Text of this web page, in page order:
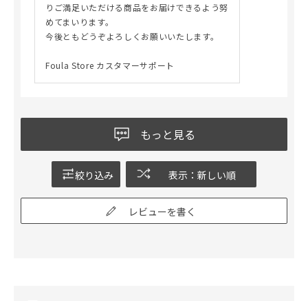
りご満足いただける商品をお届けできるよう努
めてまいります。
今後ともどうぞよろしくお願いいたします。
Foula Store カスタマーサポート
もっと見る
絞り込み 表示：新しい順
レビューを書く